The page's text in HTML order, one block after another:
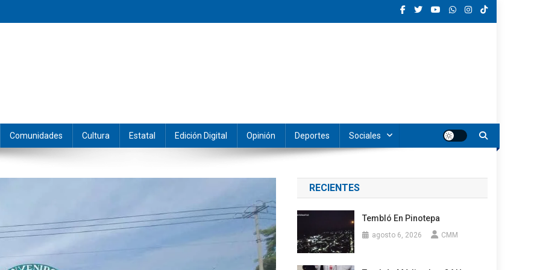
Comunidades Cultura Estatal Edición Digital Opinión Deportes Sociales
RECIENTES
Tembló En Pinotepa
agosto 6, 2026 CMM